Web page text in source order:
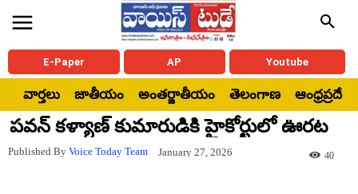
E-Paper AP Youtube
వార్తలు జాతీయం అంతర్జాతీయం తెలంగాణ ఆంధ్రప్రదేశ్
పవన్ కళ్యాణ్ కుమారుడికి హైకోర్టులో ఊరట
Published By Voice Today Team January 27, 2026 40